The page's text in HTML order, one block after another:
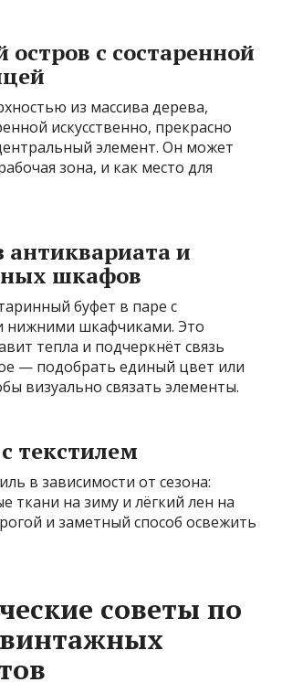
с состаренной
из массива дерева,
искусственно, прекрасно
элемент. Он может
зона, и как место для
антиквариата и
шкафов
буфет в паре с
нижними шкафчиками. Это
тепла и подчеркнёт связь
— подобрать единый цвет или
визуально связать элементы.
текстилем
в зависимости от сезона:
ткани на зиму и лёгкий лен на
и заметный способ освежить
советы по